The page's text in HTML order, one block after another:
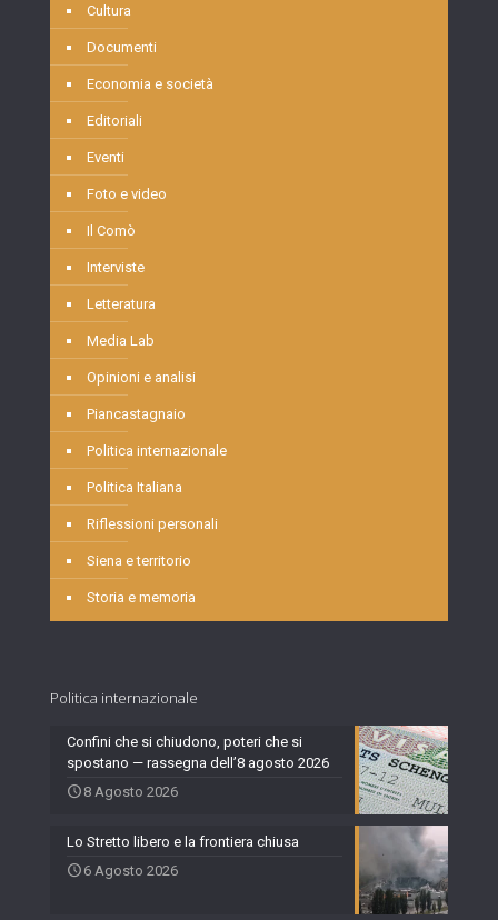
Cultura
Documenti
Economia e società
Editoriali
Eventi
Foto e video
Il Comò
Interviste
Letteratura
Media Lab
Opinioni e analisi
Piancastagnaio
Politica internazionale
Politica Italiana
Riflessioni personali
Siena e territorio
Storia e memoria
Politica internazionale
Confini che si chiudono, poteri che si
spostano — rassegna dell’8 agosto 2026
8 Agosto 2026
Lo Stretto libero e la frontiera chiusa
6 Agosto 2026